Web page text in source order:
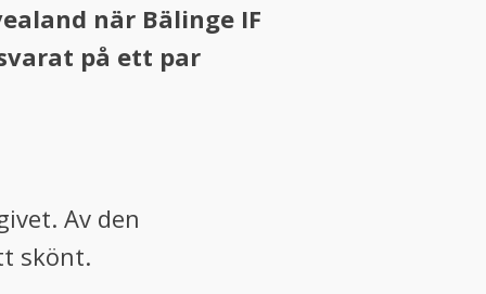
när Bälinge IF
på ett par
Av den
skönt.